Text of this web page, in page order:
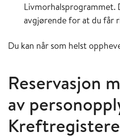
avgjørende for at du får
Du kan når som helst
Reservasjon
av